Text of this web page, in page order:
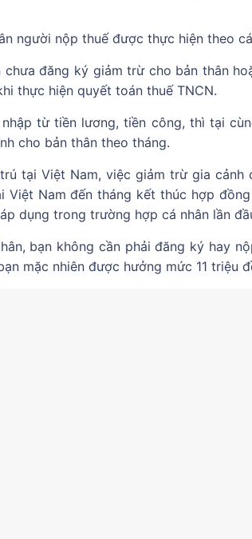
người nộp thuế được thực hiện theo
đăng ký giảm trừ cho bản thân
thực hiện quyết toán thuế TNCN.
từ tiền lương, tiền công, thì tại
cho bản thân theo tháng.
tại Việt Nam, việc giảm trừ gia cảnh
Nam đến tháng kết thúc hợp
dụng trong trường hợp cá nhân lần
bạn không cần phải đăng ký hay
mặc nhiên được hưởng mức 11 triệu